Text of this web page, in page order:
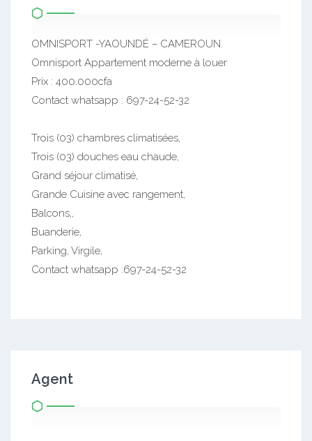
OMNISPORT -YAOUNDÉ – CAMEROUN.
Omnisport Appartement moderne à louer
Prix : 400.000cfa
Contact whatsapp : 697-24-52-32
Trois (03) chambres climatisées,
Trois (03) douches eau chaude,
Grand séjour climatisé,
Grande Cuisine avec rangement,
Balcons,,
Buanderie,
Parking, Virgile,
Contact whatsapp :697-24-52-32
Agent